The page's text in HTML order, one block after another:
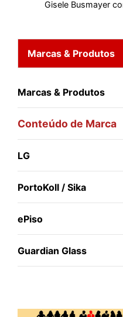
Gisele Busmayer
Marcas & Produtos
Marcas & Produtos
Conteúdo de Marca
LG
PortoKoll / Sika
ePiso
Guardian Glass